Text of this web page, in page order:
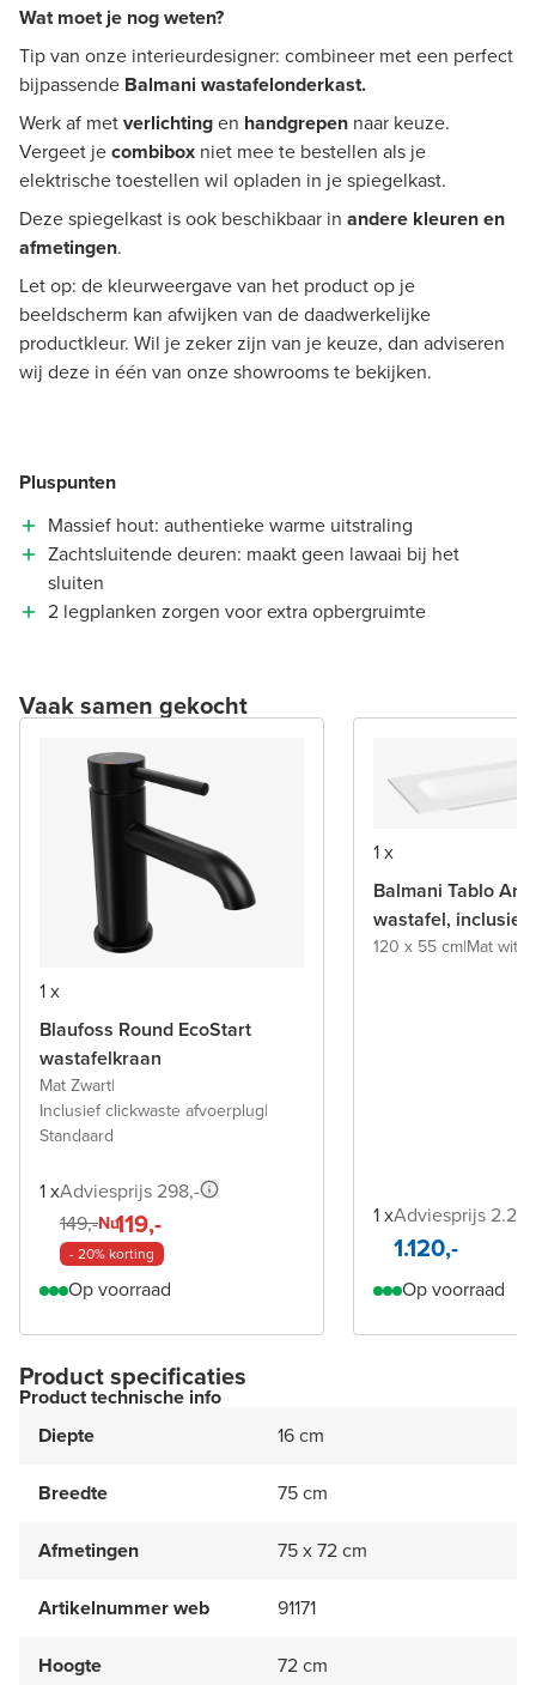
Wat moet je nog weten?
Tip van onze interieurdesigner: combineer met een perfect
bijpassende Balmani wastafelonderkast.
Werk af metverlichtingen handgrepen naar keuze.
Vergeet jecombibox niet mee te bestellen als je
elektrische toestellen wil opladen in je spiegelkast.
Deze spiegelkast is ook beschikbaar in andere kleuren en
afmetingen.
Let op: de kleurweergave van het product op je
beeldscherm kan afwijken van de daadwerkelijke
productkleur. Wil je zeker zijn van je keuze, dan adviseren
wij deze in één van onze showrooms te bekijken.
Pluspunten
Massief hout: authentieke warme uitstraling
Zachtsluitende deuren: maakt geen lawaai bij het
sluiten
2 legplanken zorgen voor extra opbergruimte
Vaak samen gekocht
1 x
Blaufoss Round EcoStart
wastafelkraan
Mat Zwart|
Inclusief clickwaste afvoerplug|
Standaard
1 xAdviesprijs 298,-
149,-Nu119,-
- 20% korting
Op voorraad
1 x
Balmani Tablo
wastafel, inclusief
120 x 55 cm|Mat wit
1 xAdviesprijs
1.120,-
Op voorraad
Product specificaties
Product technische info
Diepte
16 cm
Breedte 75 cm
Afmetingen 75 x 72 cm
Artikelnummer web 91171
Hoogte 72 cm